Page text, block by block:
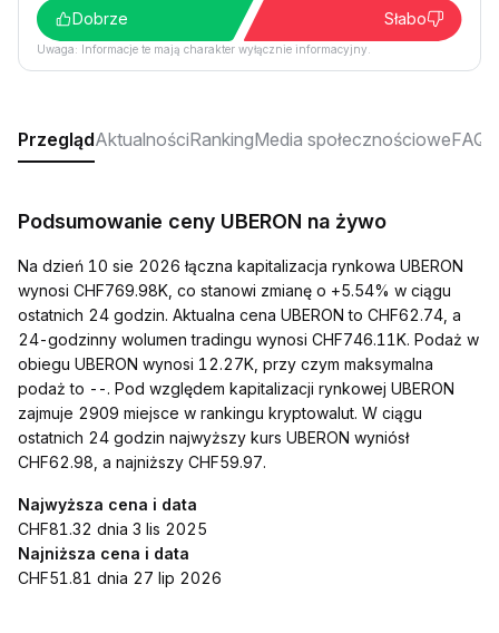
Dobrze
Słabo
Uwaga: Informacje te mają charakter wyłącznie informacyjny.
PrzeglądAktualnościRankingMedia społecznościoweFAQ
Podsumowanie ceny UBERON na żywo
Na dzień 10 sie 2026 łączna kapitalizacja rynkowa UBERON
wynosi CHF769.98K, co stanowi zmianę o +5.54% w ciągu
ostatnich 24 godzin. Aktualna cena UBERON to CHF62.74, a
24-godzinny wolumen tradingu wynosi CHF746.11K. Podaż w
obiegu UBERON wynosi 12.27K, przy czym maksymalna
podaż to --. Pod względem kapitalizacji rynkowej UBERON
zajmuje 2909 miejsce w rankingu kryptowalut. W ciągu
ostatnich 24 godzin najwyższy kurs UBERON wyniósł
CHF62.98, a najniższy CHF59.97.
Najwyższa cena i data
CHF81.32 dnia 3 lis 2025
Najniższa cena i data
CHF51.81 dnia 27 lip 2026